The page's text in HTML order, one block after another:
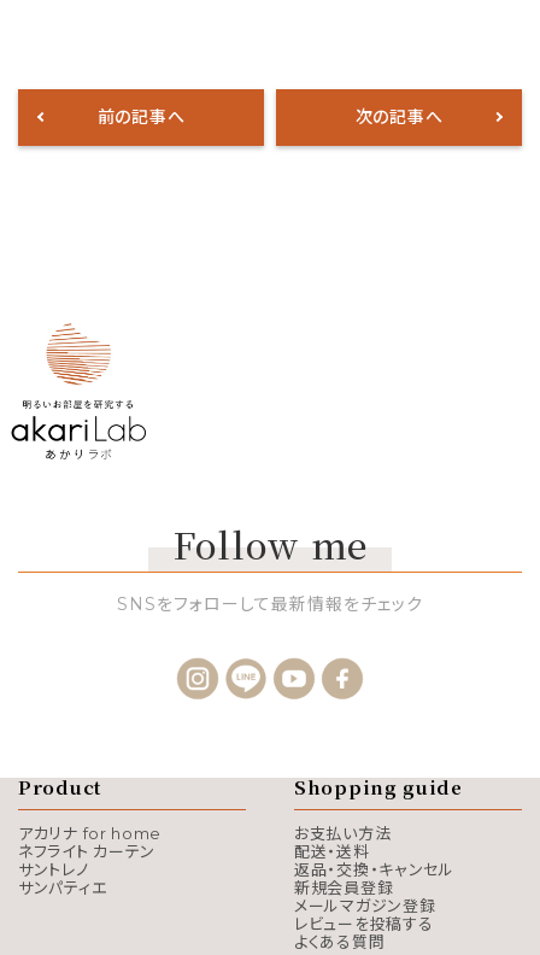
前の記事へ 次の記事へ
Follow me
SNSをフォローして最新情報をチェック
Product
アカリナ for home
ネフライト カーテン
サントレノ
サンパティエ
Shopping guide
お支払い方法
配送・送料
返品・交換・キャンセル
新規会員登録
メールマガジン登録
レビューを投稿する
よくある質問